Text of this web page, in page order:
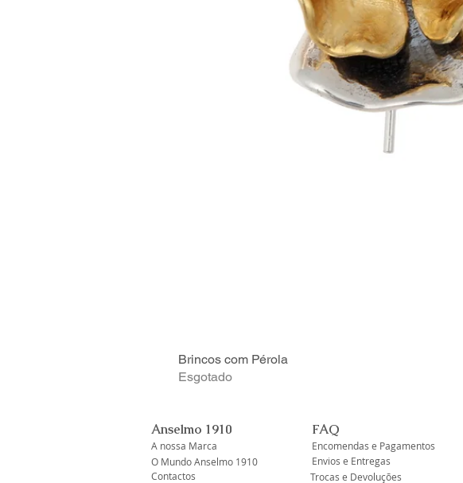
Brincos com Pérola
Esgotado
Anselmo 1910
A nossa Marca
O Mundo Anselmo 1910
Contactos
FAQ
Encomendas e Pagamentos
Envios e Entregas
Trocas e Devoluções